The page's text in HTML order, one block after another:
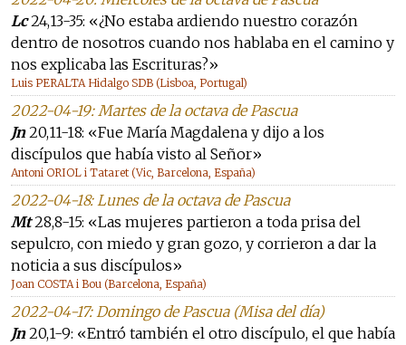
Lc24,13-35: «¿No estaba ardiendo nuestro corazón
dentro de nosotros cuando nos hablaba en el camino y
nos explicaba las Escrituras?»
Luis PERALTA Hidalgo SDB (Lisboa, Portugal)
2022-04-19: Martes de la octava de Pascua
Jn20,11-18: «Fue María Magdalena y dijo a los
discípulos que había visto al Señor»
Antoni ORIOL i Tataret (Vic, Barcelona, España)
2022-04-18: Lunes de la octava de Pascua
Mt28,8-15: «Las mujeres partieron a toda prisa del
sepulcro, con miedo y gran gozo, y corrieron a dar la
noticia a sus discípulos»
Joan COSTA i Bou (Barcelona, España)
2022-04-17: Domingo de Pascua (Misa del día)
Jn20,1-9: «Entró también el otro discípulo, el que había